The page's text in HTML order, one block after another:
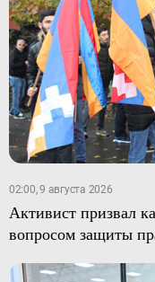
02:00, 9 августа 2026
Активист призвал
вопросом защиты